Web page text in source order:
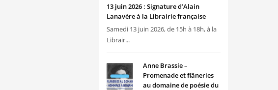
13 juin 2026 : Signature d’Alain
Lanavère à la Librairie française
Samedi 13 juin 2026, de 15h à 18h, à la
Librair...
Anne Brassie –
Promenade et flâneries
au domaine de poésie du